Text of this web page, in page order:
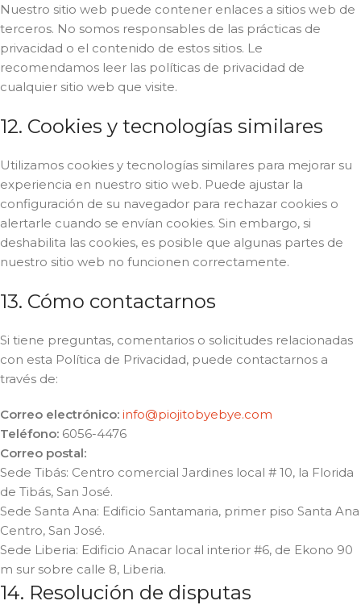
Nuestro sitio web puede contener enlaces a sitios web de
terceros. No somos responsables de las prácticas de
privacidad o el contenido de estos sitios. Le
recomendamos leer las políticas de privacidad de
cualquier sitio web que visite.
12. Cookies y tecnologías similares
Utilizamos cookies y tecnologías similares para mejorar su
experiencia en nuestro sitio web. Puede ajustar la
configuración de su navegador para rechazar cookies o
alertarle cuando se envían cookies. Sin embargo, si
deshabilita las cookies, es posible que algunas partes de
nuestro sitio web no funcionen correctamente.
13. Cómo contactarnos
Si tiene preguntas, comentarios o solicitudes relacionadas
con esta Política de Privacidad, puede contactarnos a
través de:
Correo electrónico: info@piojitobyebye.com
Teléfono: 6056-4476
Correo postal:
Sede Tibás: Centro comercial Jardines local # 10, la Florida
de Tibás, San José.
Sede Santa Ana: Edificio Santamaria, primer piso Santa Ana
Centro, San José.
Sede Liberia: Edificio Anacar local interior #6, de Ekono 90
m sur sobre calle 8, Liberia.
14. Resolución de disputas